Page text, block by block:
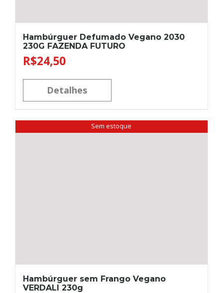
Hambúrguer Defumado Vegano 2030
230G FAZENDA FUTURO
R$24,50
Detalhes
Sem estoque
Hambúrguer sem Frango Vegano
VERDALI 230g